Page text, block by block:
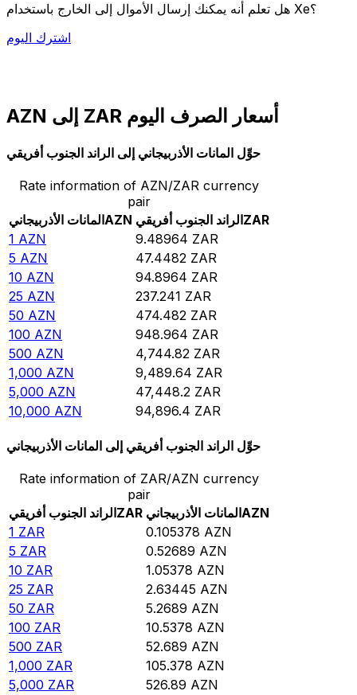
هل تعلم أنه يمكنك إرسال الأموال إلى الخارج باستخدام Xe؟
اشترك اليوم
AZN إلى ZAR أسعار الصرف اليوم
حوِّل المانات الأذربيجاني إلى الراند الجنوب أفريقي
Rate information of AZN/ZAR currency
pair
المانات الأذربيجانيAZN الراند الجنوب أفريقيZAR
1 AZN 9.48964 ZAR
5 AZN 47.4482 ZAR
10 AZN 94.8964 ZAR
25 AZN 237.241 ZAR
50 AZN 474.482 ZAR
100 AZN 948.964 ZAR
500 AZN 4,744.82 ZAR
1,000 AZN 9,489.64 ZAR
5,000 AZN 47,448.2 ZAR
10,000 AZN 94,896.4 ZAR
حوِّل الراند الجنوب أفريقي إلى المانات الأذربيجاني
Rate information of ZAR/AZN currency
pair
الراند الجنوب أفريقيZAR المانات الأذربيجانيAZN
1 ZAR 0.105378 AZN
5 ZAR 0.52689 AZN
10 ZAR 1.05378 AZN
25 ZAR 2.63445 AZN
50 ZAR 5.2689 AZN
100 ZAR 10.5378 AZN
500 ZAR 52.689 AZN
1,000 ZAR 105.378 AZN
5,000 ZAR 526.89 AZN